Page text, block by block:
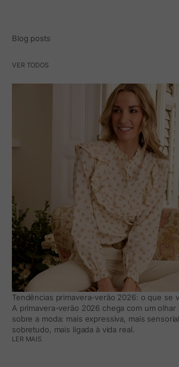
Blog posts
VER TODOS
Tendências primavera-verão 2026: o que se
A primavera-verão 2026 chega com um olhar
sobre a moda: mais expressiva, mais sensorial
sobretudo, mais ligada à vida real.
LER MAIS